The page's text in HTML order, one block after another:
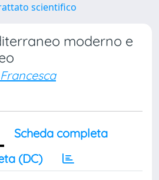
scientifico
moderno e
Scheda completa
(DC)